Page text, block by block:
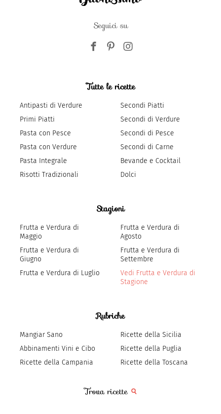
Seguici su
Tutte le ricette
Antipasti di Verdure
Primi Piatti
Pasta con Pesce
Pasta con Verdure
Pasta Integrale
Risotti Tradizionali
Secondi Piatti
Secondi di Verdure
Secondi di Pesce
Secondi di Carne
Bevande e Cocktail
Dolci
Stagioni
Frutta e Verdura di
Maggio
Frutta e Verdura di
Giugno
Frutta e Verdura di Luglio
Frutta e Verdura di
Agosto
Frutta e Verdura di
Settembre
Vedi Frutta e Verdura di
Stagione
Rubriche
Mangiar Sano
Abbinamenti Vini e Cibo
Ricette della Campania
Ricette della Sicilia
Ricette della Puglia
Ricette della Toscana
Trova ricette